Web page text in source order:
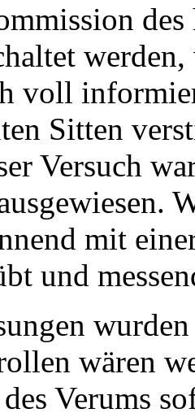
des
voll
Sitten
Versuch
mit
und
wären
Verums